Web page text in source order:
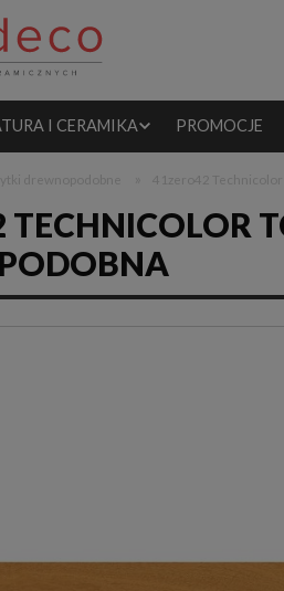
I CERAMIKA PROMOCJE
TECHNICOLOR